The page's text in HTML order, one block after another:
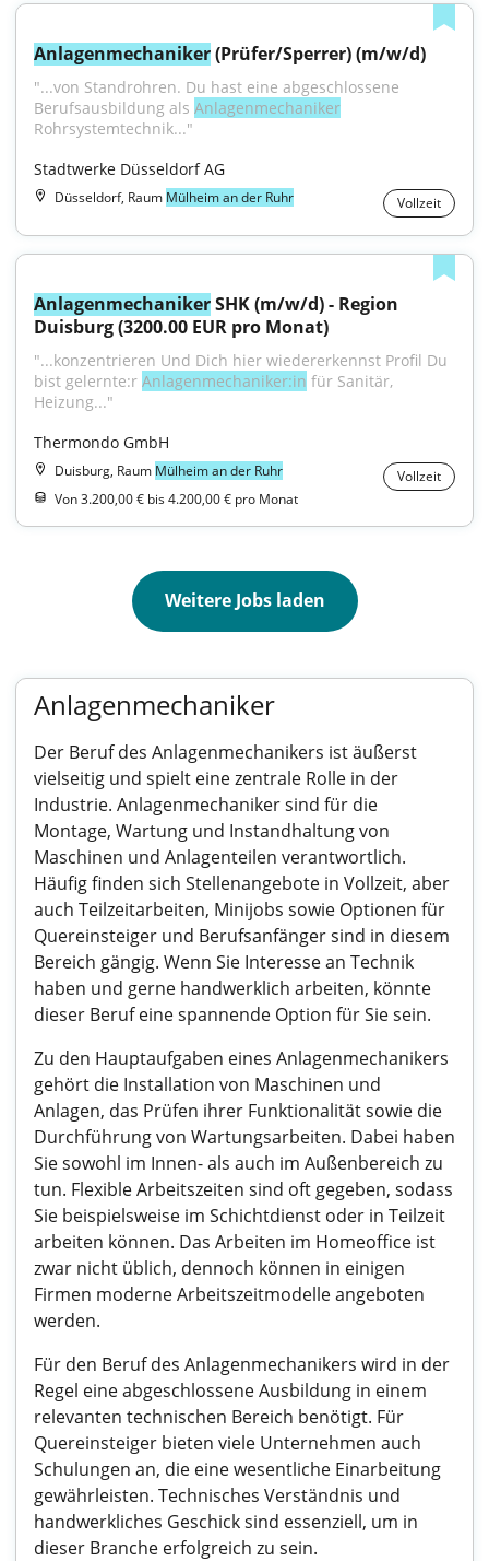
Anlagenmechaniker (Prüfer/Sperrer) (m/w/d)
"...von Standrohren. Du hast eine abgeschlossene
Berufsausbildung als Anlagenmechaniker
Rohrsystemtechnik..."
Stadtwerke Düsseldorf AG
Düsseldorf, Raum Mülheim an der Ruhr Vollzeit
Anlagenmechaniker SHK (m/w/d) - Region
Duisburg (3200.00 EUR pro Monat)
"...konzentrieren Und Dich hier wiedererkennst Profil Du
bist gelernte:r Anlagenmechaniker:in für Sanitär,
Heizung..."
Thermondo GmbH
Duisburg, Raum Mülheim an der Ruhr
Vollzeit
Von 3.200,00 € bis 4.200,00 € pro Monat
Weitere Jobs laden
Anlagenmechaniker
Der Beruf des Anlagenmechanikers ist äußerst
vielseitig und spielt eine zentrale Rolle in der
Industrie. Anlagenmechaniker sind für die
Montage, Wartung und Instandhaltung von
Maschinen und Anlagenteilen verantwortlich.
Häufig finden sich Stellenangebote in Vollzeit, aber
auch Teilzeitarbeiten, Minijobs sowie Optionen für
Quereinsteiger und Berufsanfänger sind in diesem
Bereich gängig. Wenn Sie Interesse an Technik
haben und gerne handwerklich arbeiten, könnte
dieser Beruf eine spannende Option für Sie sein.
Zu den Hauptaufgaben eines Anlagenmechanikers
gehört die Installation von Maschinen und
Anlagen, das Prüfen ihrer Funktionalität sowie die
Durchführung von Wartungsarbeiten. Dabei haben
Sie sowohl im Innen- als auch im Außenbereich zu
tun. Flexible Arbeitszeiten sind oft gegeben, sodass
Sie beispielsweise im Schichtdienst oder in Teilzeit
arbeiten können. Das Arbeiten im Homeoffice ist
zwar nicht üblich, dennoch können in einigen
Firmen moderne Arbeitszeitmodelle angeboten
werden.
Für den Beruf des Anlagenmechanikers wird in der
Regel eine abgeschlossene Ausbildung in einem
relevanten technischen Bereich benötigt. Für
Quereinsteiger bieten viele Unternehmen auch
Schulungen an, die eine wesentliche Einarbeitung
gewährleisten. Technisches Verständnis und
handwerkliches Geschick sind essenziell, um in
dieser Branche erfolgreich zu sein.